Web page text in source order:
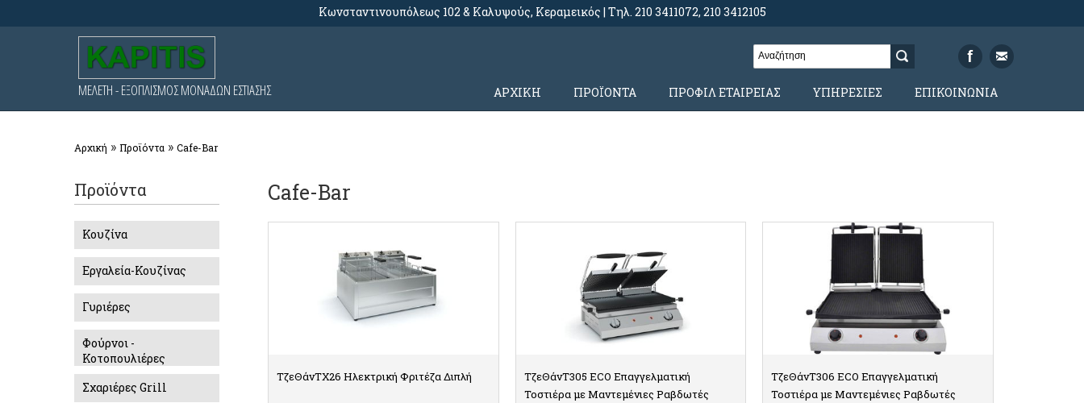
Κωνσταντινουπόλεως 102 & Καλυψούς, Κεραμεικός | Τηλ. 210 3411072, 210 3412105
ΜΕΛΕΤΗ - ΕΞΟΠΛΙΣΜΟΣ ΜΟΝΑΔΩΝ ΕΣΤΙΑΣΗΣ ΑΡΧΙΚΗ ΠΡΟΪΟΝΤΑ ΠΡΟΦΙΛ ΕΤΑΙΡΕΙΑΣ ΥΠΗΡΕΣΙΕΣ ΕΠΙΚΟΙΝΩΝΙΑ
Αρχική » Προϊόντα » Cafe-Bar
Προϊόντα
Κουζίνα
Εργαλεία-Κουζίνας
Γυριέρες
Φούρνοι -
Κοτοπουλιέρες
Σχαριέρες Grill
Cafe-Bar
ΛΕΠΤΟΜΕΡΕΙΕΣ
ΤζεΘάνΤΧ26 Ηλεκτρική Φριτέζα Διπλή
ΛΕΠΤΟΜΕΡΕΙΕΣ
ΤζεΘάνΤ305 ECO Επαγγελματική
Τοστιέρα με Μαντεμένιες Ραβδωτές
ΛΕΠΤΟΜΕΡΕΙΕΣ
ΤζεΘάνΤ306 ECO Επαγγελματική
Τοστιέρα με Μαντεμένιες Ραβδωτές